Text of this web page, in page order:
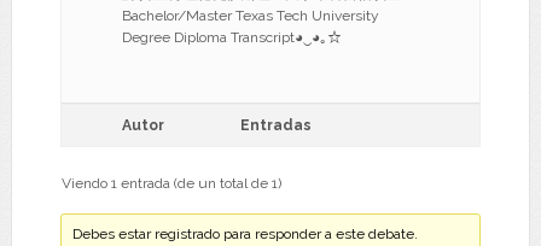
Bachelor/Master Texas Tech University
Degree Diploma Transcript◕‿◕｡☆
Autor Entradas
Viendo 1 entrada (de un total de 1)
Debes estar registrado para responder a este debate.